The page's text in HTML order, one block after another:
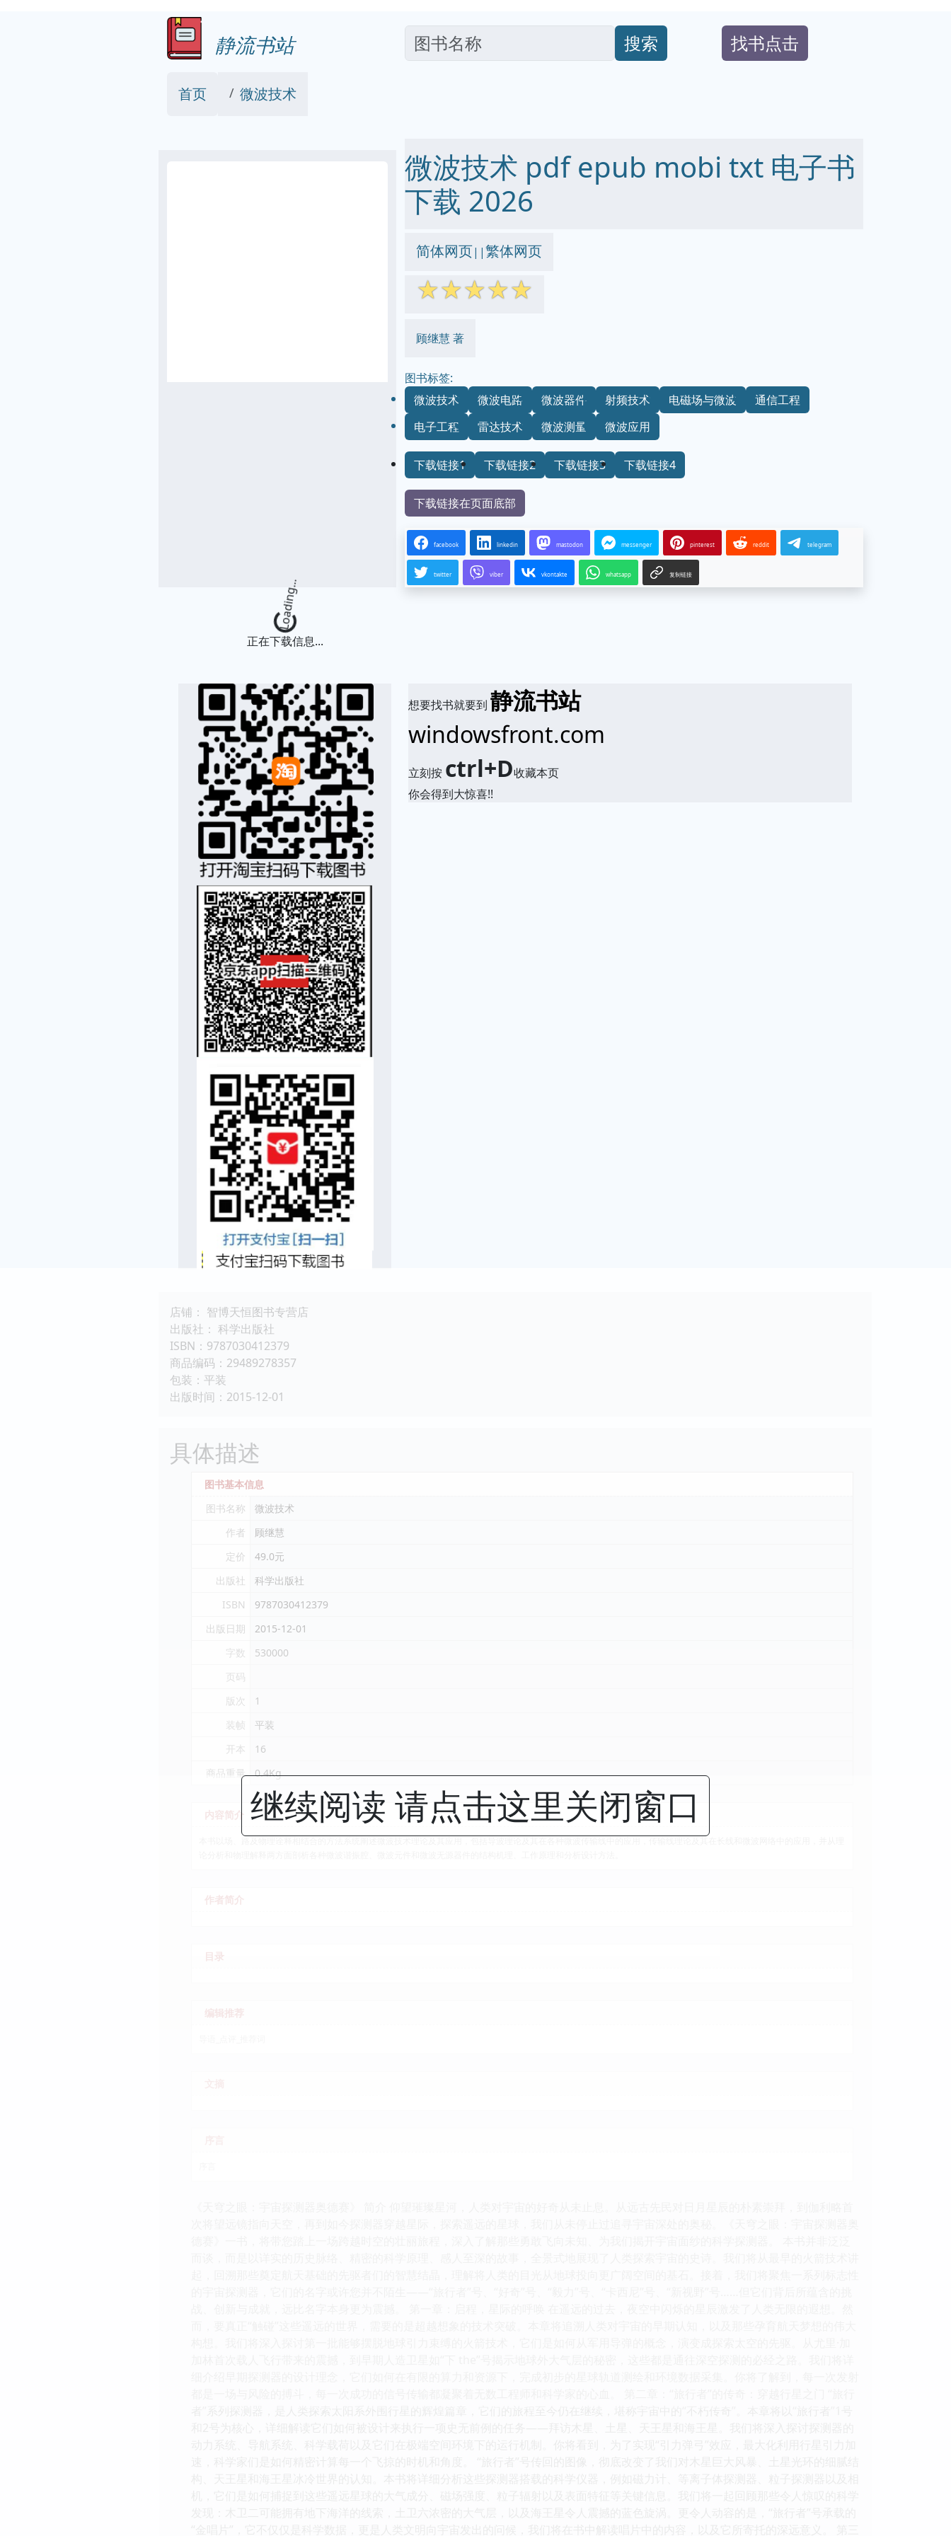
静流书站 搜索 找书点击
首页 微波技术
微波技术 pdf epub mobi txt 电子书
下载 2026
简体网页||繁体网页
☆☆☆☆☆
顾继慧 著
图书标签:
微波技术
微波电路 微波器件 射频技术 电磁场与微波
通信工程
电子工程
雷达技术 微波测量 微波应用
下载链接1 下载链接2 下载链接3 下载链接4
下载链接在页面底部
facebook linkedin mastodon messenger pinterest reddit telegram
twitter viber vkontakte whatsapp 复制链接
Loading...
正在下载信息...
想要找书就要到静流书站
windowsfront.com
立刻按 ctrl+D收藏本页
你会得到大惊喜!!
店铺： 智博天恒图书专营店
出版社： 科学出版社
ISBN：9787030412379
商品编码：29489278357
包装：平装
出版时间：2015-12-01
具体描述
图书基本信息
图书名称
微波技术
作者
顾继慧
定价
49.0元
出版社
科学出版社
ISBN
9787030412379
出版日期
2015-12-01
字数
530000
页码
版次
1
装帧
平装
开本
16
商品重量
0.4Kg
内容简介
作者简介
目录
编辑推荐
继续阅读 请点击这里关闭窗口